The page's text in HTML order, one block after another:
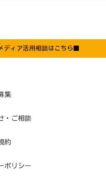
ィア活用相談はこちら■
集
・ご相談
約
ポリシー